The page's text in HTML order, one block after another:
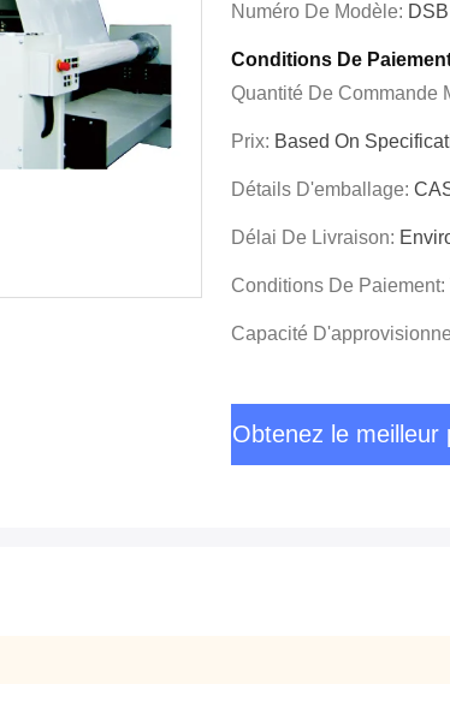
Numéro De Modèle: DSB
Conditions De
Quantité De Commande
Prix: Based On
Détails D'emballage:
Délai De Livraison:
Conditions De Paiement:
Capacité
Obtenez le meilleur